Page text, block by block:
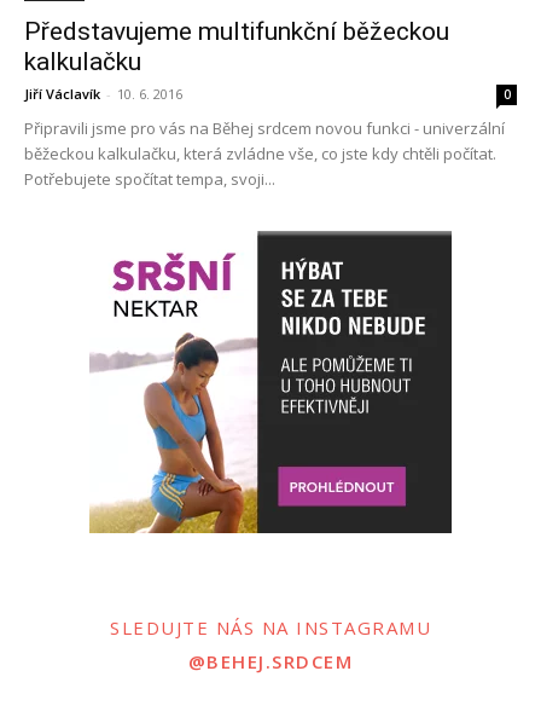
Představujeme multifunkční běžeckou
kalkulačku
Jiří Václavík - 10. 6. 2016 0
Připravili jsme pro vás na Běhej srdcem novou funkci - univerzální
běžeckou kalkulačku, která zvládne vše, co jste kdy chtěli počítat.
Potřebujete spočítat tempa, svoji...
SLEDUJTE NÁS NA INSTAGRAMU
@BEHEJ.SRDCEM